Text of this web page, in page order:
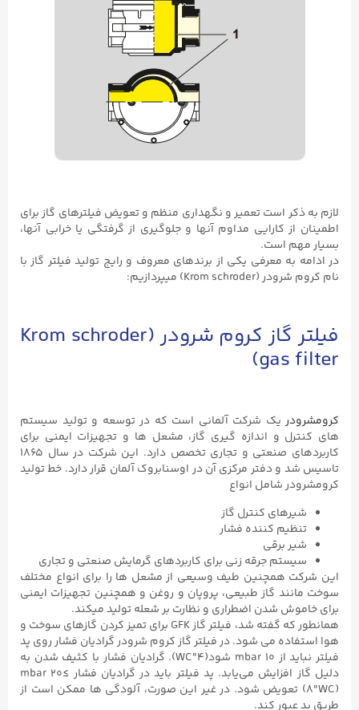
لازم به ذکر است تعمیر و نگهداری منظم و تعویض فیلترهای گاز برای
اطمینان از کارایی مداوم آنها و جلوگیری از گرفتگی یا خرابی آنها،
بسیار مهم است.
در ادامه به معرفی یکی از برندهای معروف و رایج تولید فیلتر گاز با
نام کروم شرودر (Krom schroder) میپردازیم:
فیلتر گاز کروم شرودر (Krom schroder
gas filter)
کرومشرودر یک شرکت آلمانی است که در توسعه و تولید سیستم
های کنترل و اندازه گیری گاز، مشعل ها و تجهیزات ایمنی برای
کاربردهای صنعتی و تجاری تخصص دارد. این شرکت در سال ۱۸۶۵
تاسیس شد و دفتر مرکزی آن در اوسنابروک آلمان قرار دارد. خط تولید
کرومشرودر شامل انواع
شیرهای کنترل گاز
تنظیم کننده فشار
شیر برقی
سیستم جرقه زنی برای کاربردهای گرمایش صنعتی و تجاری
این شرکت همچنین طیف وسیعی از مشعل ها را برای انواع مختلف
سوخت مانند گاز طبیعی، پروپان و روغن و همچنین تجهیزات ایمنی
برای خاموش شدن اضطراری و نظارت بر شعله تولید میکند.
همانطور که گفته شد، فیلتر گاز GFK برای تمیز کردن گازهای سوخت و
هوا استفاده می شود. در فیلتر گاز کروم شرودر گرادیان فشار روی پد
فیلتر نباید از ۱۰ mbar شود(۴″WC). گرادیان فشار با کثیف شدن به
دلیل گاز افزایش می‌یابد. پد فیلتر باید در گرادیان فشار ≥۲۰ mbar
(۸″WC) تعویض شود. در غیر این صورت، آلودگی ها ممکن است از
طریق پد عبور کند.